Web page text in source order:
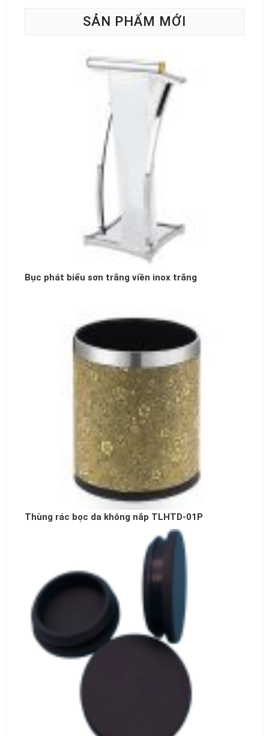
SẢN PHẨM MỚI
Bục phát biểu sơn trắng viền inox trắng
Thùng rác bọc da không nắp TLHTD-01P